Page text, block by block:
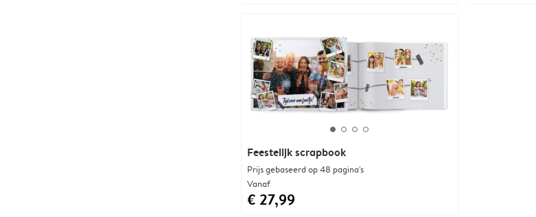
Feestelijk scrapbook
Prijs gebaseerd op 48 pagina's
Vanaf
€ 27,99